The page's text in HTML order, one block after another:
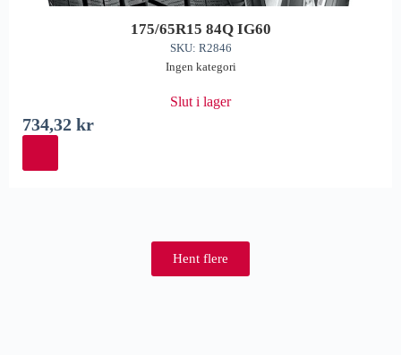
175/65R15 84Q IG60
SKU: R2846
Ingen kategori
Slut i lager
734,32 kr
Hent flere